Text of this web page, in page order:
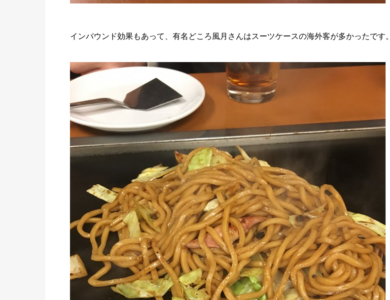
インバウンド効果もあって、有名どころ風月さんはスーツケースの海外客が多かったです。